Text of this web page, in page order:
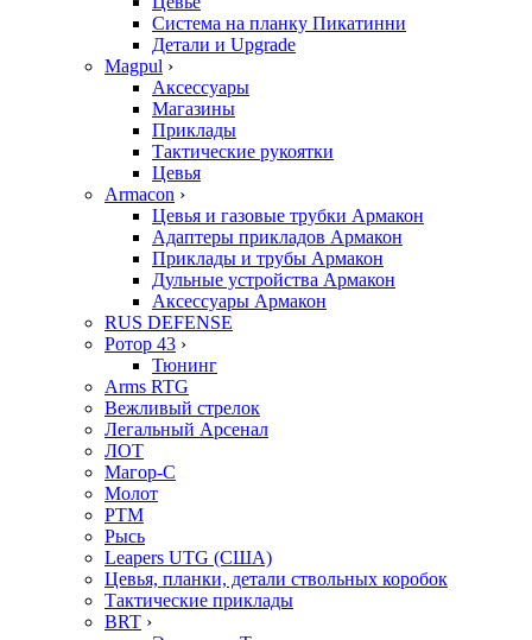
Система на планку Пикатинни
Детали и Upgrade
Magpul ›
Аксессуары
Магазины
Приклады
Тактические рукоятки
Цевья
Armacon ›
Цевья и газовые трубки Армакон
Адаптеры прикладов Армакон
Приклады и трубы Армакон
Дульные устройства Армакон
Аксессуары Армакон
RUS DEFENSE
Ротор 43 ›
Тюнинг
Arms RTG
Вежливый стрелок
Легальный Арсенал
ЛОТ
Магор-С
Молот
РТМ
Рысь
Leapers UTG (США)
Цевья, планки, детали ствольных коробок
Тактические приклады
BRT ›